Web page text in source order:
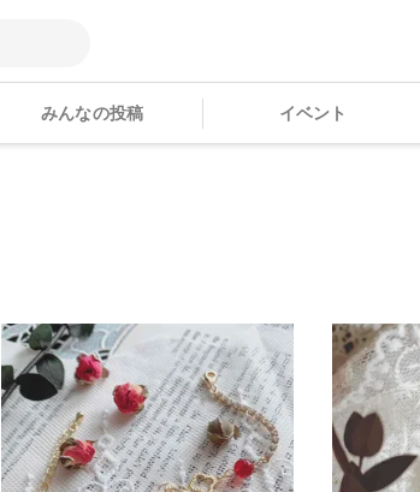
みんなの投稿 イベント